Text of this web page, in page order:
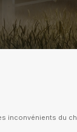
inconvénients du